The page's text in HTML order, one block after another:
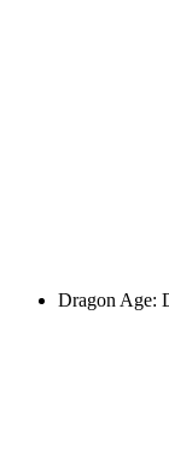
Dragon Age: